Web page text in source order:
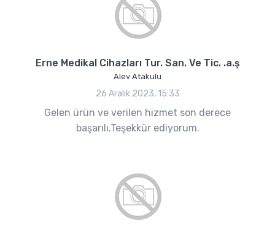
Erne Medikal Cihazları Tur. San. Ve Tic. .a.ş
Alev Atakulu
26 Aralık 2023, 15:33
Gelen ürün ve verilen hizmet son derece
başarılı.Teşekkür ediyorum.